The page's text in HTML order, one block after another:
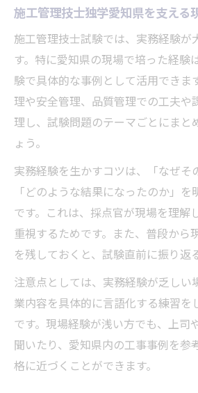
施工管理技士独学愛知県を支える
施工管理技士試験では、実務経験が
す。特に愛知県の現場で培った経験
験で具体的な事例として活用できま
理や安全管理、品質管理での工夫や
理し、試験問題のテーマごとにまと
ょう。
実務経験を生かすコツは、「なぜそ
「どのような結果になったのか」
です。これは、採点官が現場を理解
重視するためです。また、普段から
を残しておくと、試験直前に振り返
注意点としては、実務経験が乏しい
業内容を具体的に言語化する練習を
です。現場経験が浅い方でも、上司
聞いたり、愛知県内の工事事例を参
格に近づくことができます。